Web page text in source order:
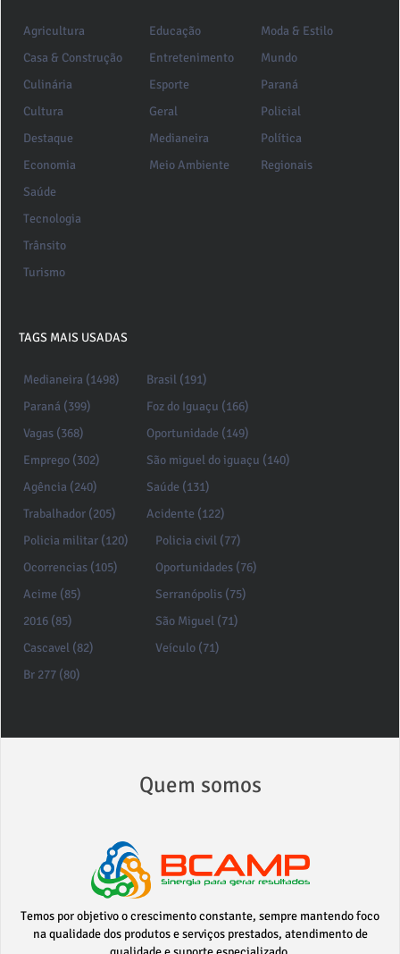
Agricultura
Casa & Construção
Culinária
Cultura
Destaque
Economia
Educação
Entretenimento
Esporte
Geral
Medianeira
Meio Ambiente
Moda & Estilo
Mundo
Paraná
Policial
Política
Regionais
Saúde
Tecnologia
Trânsito
Turismo
TAGS MAIS USADAS
Medianeira (1498)
Paraná (399)
Vagas (368)
Emprego (302)
Agência (240)
Trabalhador (205)
Brasil (191)
Foz do Iguaçu (166)
Oportunidade (149)
São miguel do iguaçu (140)
Saúde (131)
Acidente (122)
Policia militar (120)
Ocorrencias (105)
Acime (85)
2016 (85)
Cascavel (82)
Br 277 (80)
Policia civil (77)
Oportunidades (76)
Serranópolis (75)
São Miguel (71)
Veículo (71)
Quem somos
Temos por objetivo o crescimento constante, sempre mantendo foco
na qualidade dos produtos e serviços prestados, atendimento de